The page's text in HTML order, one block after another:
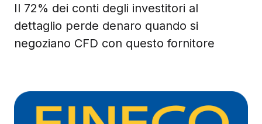
Il 72% dei conti degli investitori al
dettaglio perde denaro quando si
negoziano CFD con questo fornitore